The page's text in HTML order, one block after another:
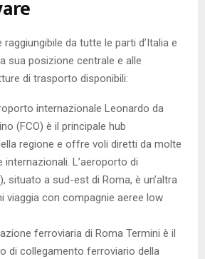
da tutte le parti d’Italia e
sua posizione centrale e alle
di trasporto disponibili:
internazionale Leonardo da
(FCO) è il principale hub
regione e offre voli diretti da molte
internazionali. L’aeroporto di
situato a sud-est di Roma, è un’altra
viaggia con compagnie aeree low
ferroviaria di Roma Termini è il
di collegamento ferroviario della